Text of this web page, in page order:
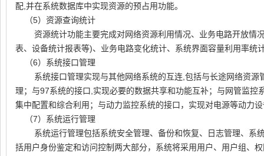
配 并在系统数据库中实现资源的预占用功能。
（5）资源查询统计
资源统计功能主要完成对网络资源利用情况、业务电路开放情
表、设备统计报表等)、业务电路变化统计、系统界面容量利用率统
（6）系统接口管理
系统接口管理实现与其他网络系统的互连 包括与长途网络资源
理；与97系统的接口 实现必要的数据共享和功能互补；与网管监控
集中配置和综合利用；与动力监控系统的接口，实现对电源等动力
（7）系统运行管理
系统运行管理包括系统安全管理、备份和恢复、日志管理、系
括用户身份鉴定和访问控制两大部分，系统将采用用户、用户组、